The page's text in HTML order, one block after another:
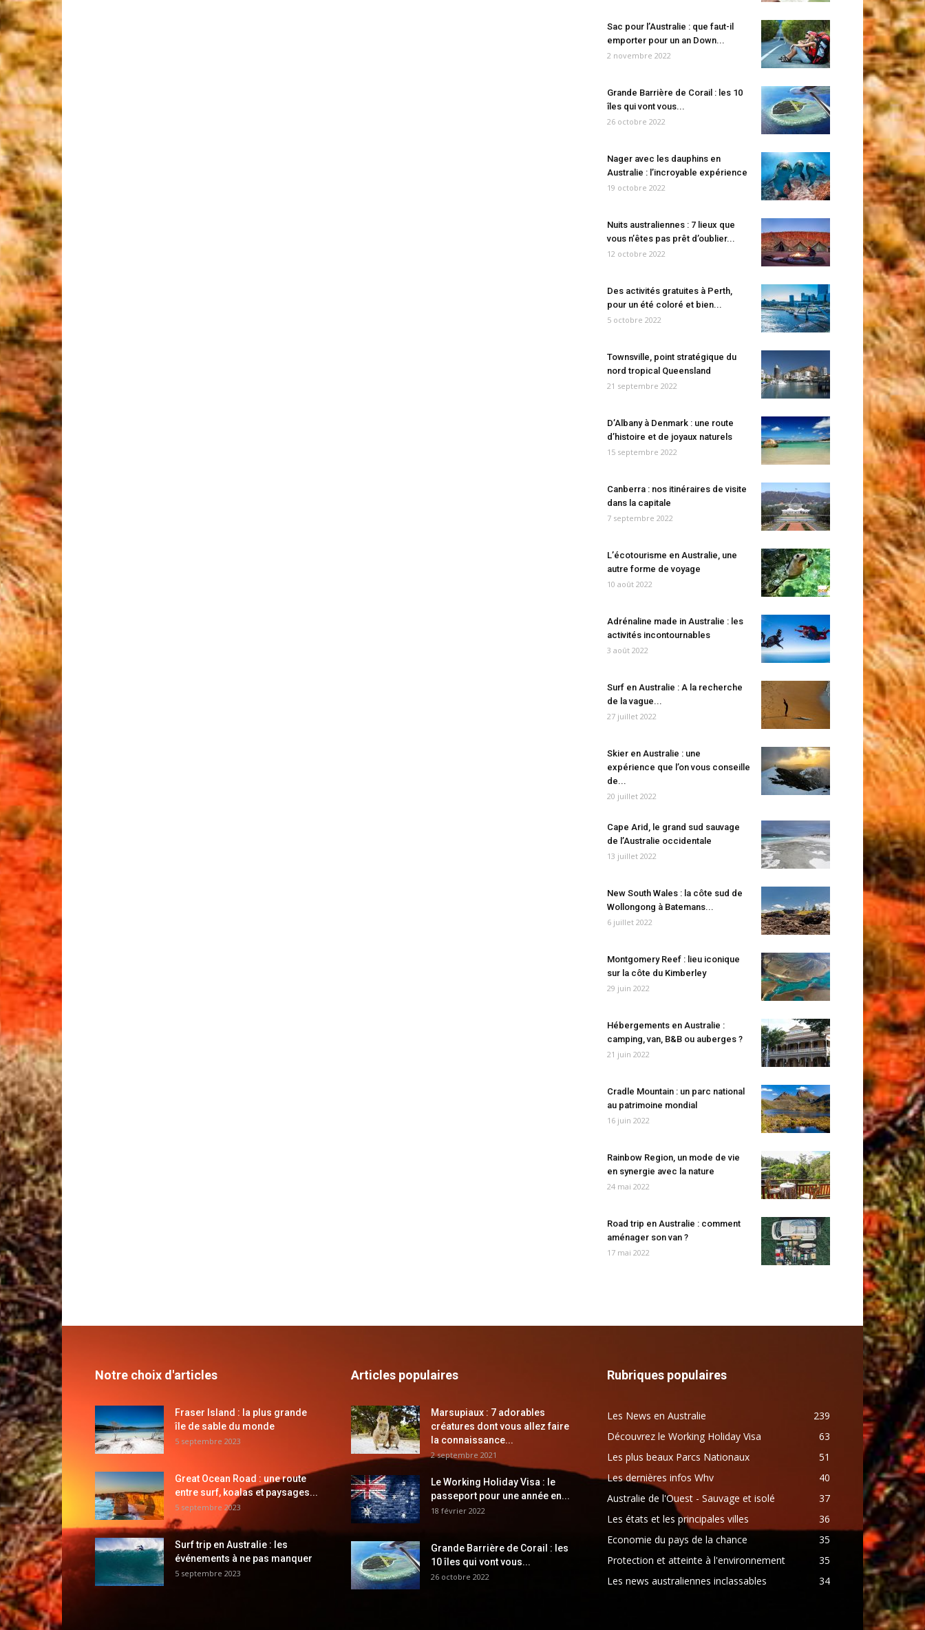
Sac pour l’Australie : que faut-il
emporter pour un an Down...
2 novembre 2022
Grande Barrière de Corail : les 10
îles qui vont vous...
26 octobre 2022
Nager avec les dauphins en
Australie : l’incroyable expérience
19 octobre 2022
Nuits australiennes : 7 lieux que
vous n’êtes pas prêt d’oublier...
12 octobre 2022
Des activités gratuites à Perth,
pour un été coloré et bien...
5 octobre 2022
Townsville, point stratégique du
nord tropical Queensland
21 septembre 2022
D’Albany à Denmark : une route
d’histoire et de joyaux naturels
15 septembre 2022
Canberra : nos itinéraires de visite
dans la capitale
7 septembre 2022
L’écotourisme en Australie, une
autre forme de voyage
10 août 2022
Adrénaline made in Australie : les
activités incontournables
3 août 2022
Surf en Australie : A la recherche
de la vague...
27 juillet 2022
Skier en Australie : une
expérience que l’on vous conseille
de...
20 juillet 2022
Cape Arid, le grand sud sauvage
de l’Australie occidentale
13 juillet 2022
New South Wales : la côte sud de
Wollongong à Batemans...
6 juillet 2022
Montgomery Reef : lieu iconique
sur la côte du Kimberley
29 juin 2022
Hébergements en Australie :
camping, van, B&B ou auberges ?
21 juin 2022
Cradle Mountain : un parc national
au patrimoine mondial
16 juin 2022
Rainbow Region, un mode de vie
en synergie avec la nature
24 mai 2022
Road trip en Australie : comment
aménager son van ?
17 mai 2022
Notre choix d'articles
Fraser Island : la plus grande
île de sable du monde
5 septembre 2023
Great Ocean Road : une route
entre surf, koalas et paysages...
5 septembre 2023
Surf trip en Australie : les
événements à ne pas manquer
5 septembre 2023
Articles populaires
Marsupiaux : 7 adorables
créatures dont vous allez faire
la connaissance...
2 septembre 2021
Le Working Holiday Visa : le
passeport pour une année en...
18 février 2022
Grande Barrière de Corail : les
10 îles qui vont vous...
26 octobre 2022
Rubriques populaires
Les News en Australie
239
Découvrez le Working Holiday Visa
63
Les plus beaux Parcs Nationaux
51
Les dernières infos Whv
40
Australie de l'Ouest - Sauvage et isolé
37
Les états et les principales villes
36
Economie du pays de la chance
35
Protection et atteinte à l'environnement
35
Les news australiennes inclassables
34